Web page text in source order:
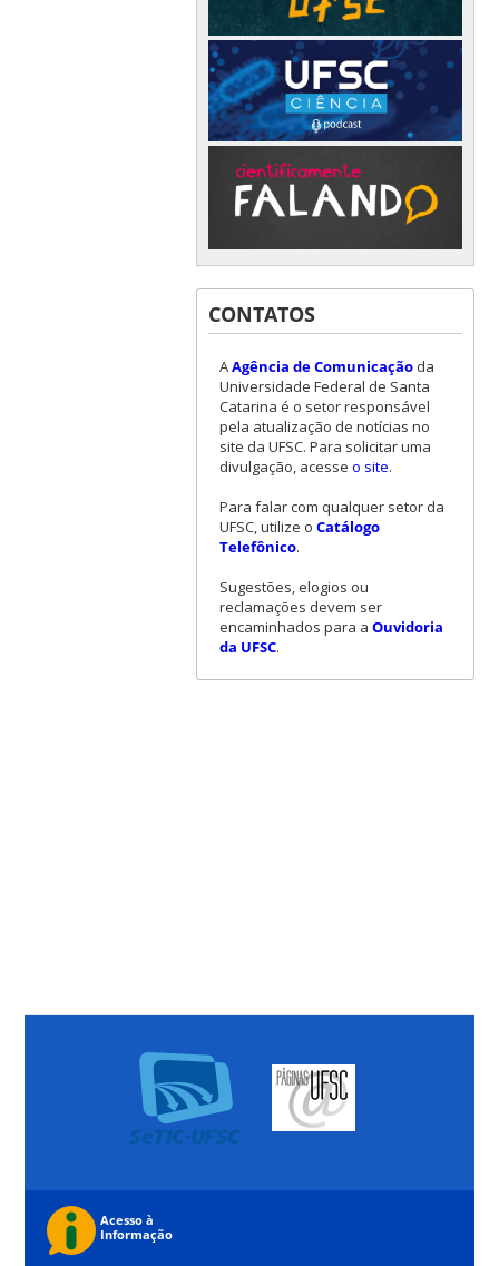
CONTATOS
AAgência de Comunicaçãoda
Universidade Federal de Santa
Catarina é o setor responsável
pela atualização de notícias no
site da UFSC. Para solicitar uma
divulgação, acesse o site.
Para falar com qualquer setor da
UFSC, utilize o Catálogo
Telefônico.
Sugestões, elogios ou
reclamações devem ser
encaminhados para a Ouvidoria
da UFSC.